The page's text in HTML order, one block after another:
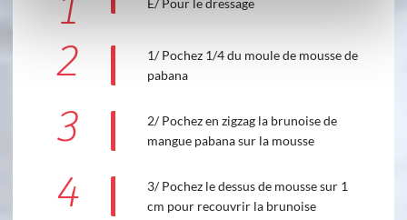
1 E/ Pour le dressage
2
1/ Pochez 1/4 du moule de mousse de
pabana
3
2/ Pochez en zigzag la brunoise de
mangue pabana sur la mousse
4
3/ Pochez le dessus de mousse sur 1
cm pour recouvrir la brunoise